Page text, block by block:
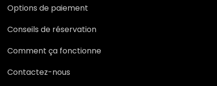
Options de paiement
Conseils de réservation
Comment ça fonctionne
Contactez-nous